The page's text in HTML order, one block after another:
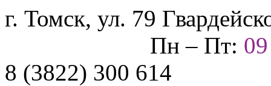
г. Томск, ул. 79
Пн – Пт:
8 (3822) 300 614